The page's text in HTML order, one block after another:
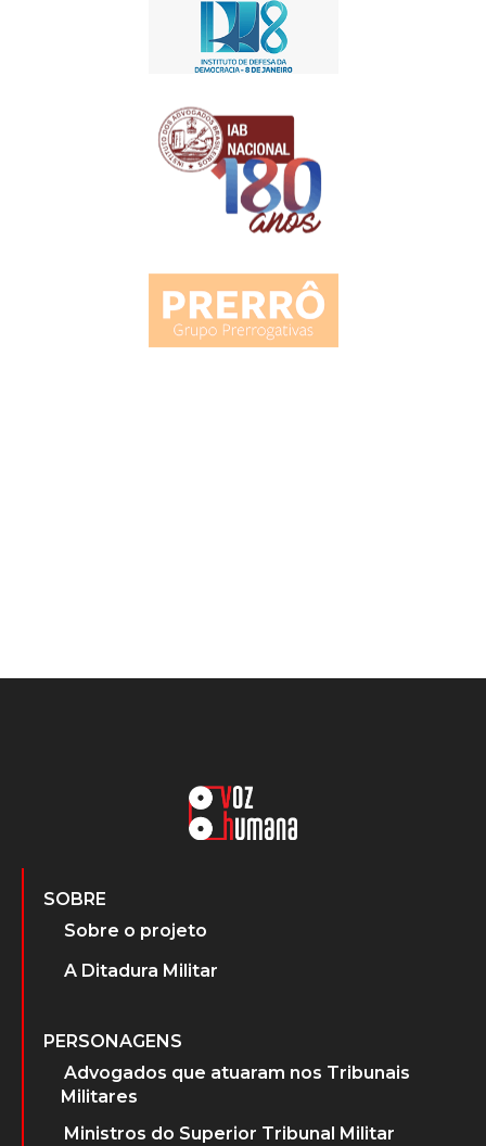
SOBRE
Sobre o projeto
A Ditadura Militar
PERSONAGENS
Advogados que atuaram nos Tribunais
Militares
Ministros do Superior Tribunal Militar